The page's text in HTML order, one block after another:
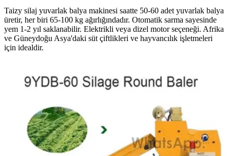
Taizy silaj yuvarlak balya makinesi saatte 50-60 adet yuvarlak balya
üretir, her biri 65-100 kg ağırlığındadır. Otomatik sarma sayesinde
yem 1-2 yıl saklanabilir. Elektrikli veya dizel motor seçeneği. Afrika
ve Güneydoğu Asya'daki süt çiftlikleri ve hayvancılık işletmeleri
için idealdir.